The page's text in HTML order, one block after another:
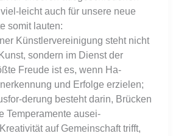
leicht auch für unsere neue
somit lauten:
Künstlervereinigung steht nicht
sondern im Dienst der
Freude ist es, wenn Ha-
und Erfolge erzielen;
derung besteht darin, Brücken
Temperamente ausei-
auf Gemeinschaft trifft,